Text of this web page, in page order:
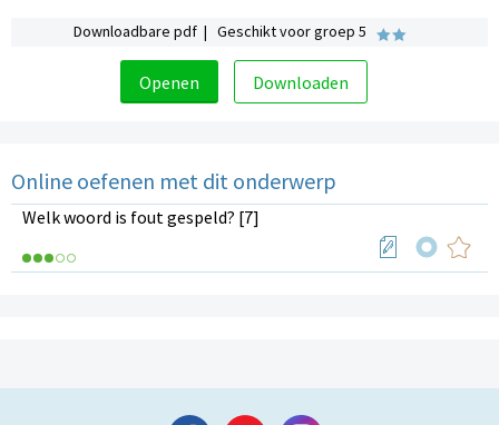
Downloadbare pdf | Geschikt voor groep 5
Openen Downloaden
Online oefenen met dit onderwerp
Welk woord is fout gespeld? [7]